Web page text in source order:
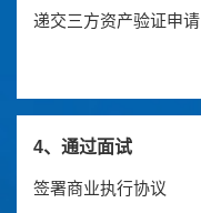
递交三方资产验证申请
4、通过面试
签署商业执行协议